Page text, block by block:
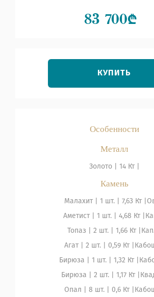
83 700₾
КУПИТЬ
Особенности
Металл
Золото| 14 Кт |
Камень
Малахит| 1 шт. | 7,63 Кт |
Аметист
| 1 шт. | 4,68 Кт |
Топаз | 2 шт. | 1,66 Кт |
Агат
| 2 шт. | 0,59 Кт |
Бирюза | 1 шт. | 1,32 Кт |
Бирюза | 2 шт. | 1,17 Кт |
Опал | 8 шт. | 0,6 Кт |